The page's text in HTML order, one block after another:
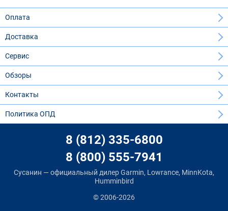
Оплата
Доставка
Сервис
Обзоры
Контакты
Политика ОПД
8 (812) 335-6800
8 (800) 555-7941
Сусанин — официальный дилер Garmin, Lowrance, MinnKota,
Humminbird
© 2006-2026